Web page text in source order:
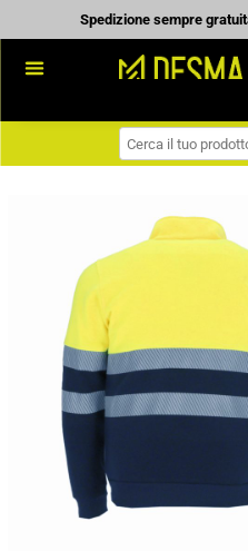
al
contenuto
Spedizione sempre
WORKWEAR
PREVENTIVI
CHI SIAMO
BLOG
CONTATTI